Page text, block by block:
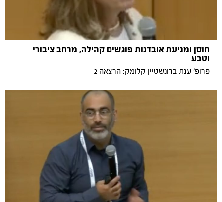
חוסן ומניעת אובדנות פוגשים קהילה, מרחב ציבורי
וטבע
פרופ׳ ענת ברונשטיין קלומק: הרצאה 2